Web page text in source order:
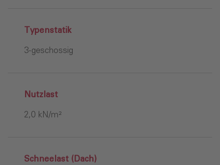
Typenstatik
3-geschossig
Nutzlast
2,0 kN/m²
Schneelast (Dach)